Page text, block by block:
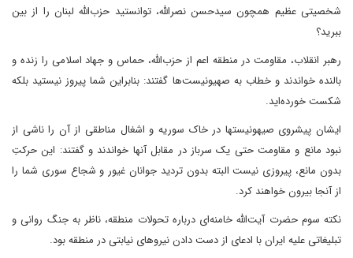
شخصیتی عظیم همچون سیدحسن نصرالله، توانستید حزب‌الله لبنان را از بین
ببرید؟
رهبر انقلاب، مقاومت در منطقه اعم از حزب‌الله، حماس و جهاد اسلامی را زنده و
بالنده خواندند و خطاب به صهیونیست‌ها گفتند: بنابراین شما پیروز نیستید بلکه
شکست خورده‌اید.
ایشان پیشروی صیهونیستها در خاک سوریه و اشغال مناطقی از آن را ناشی از
نبود مانع و مقاومت حتی یک سرباز در مقابل آنها خواندند و گفتند: این حرکتِ
بدون مانع،‌ پیروزی نیست البته بدون تردید جوانان غیور و شجاع سوری شما را
از آنجا بیرون خواهند کرد.
نکته سوم حضرت آیت‌الله خامنه‌ای درباره تحولات منطقه، ناظر به جنگ روانی و
تبلیغاتی علیه ایران با ادعای از دست دادن نیروهای نیابتی در منطقه بود.